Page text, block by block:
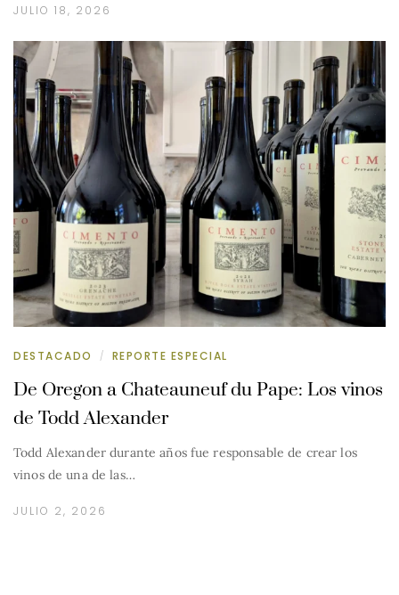
JULIO 18, 2026
DESTACADO / REPORTE ESPECIAL
De Oregon a Chateauneuf du Pape: Los vinos
de Todd Alexander
Todd Alexander durante años fue responsable de crear los
vinos de una de las…
JULIO 2, 2026